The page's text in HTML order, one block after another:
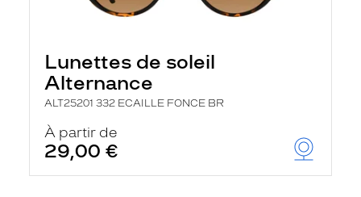
Lunettes de soleil
Alternance
ALT25201 332 ECAILLE FONCE BR
À partir de
29,00 €